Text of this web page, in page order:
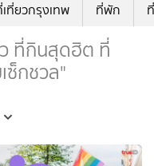
ที่ยวกรุงเทพ ที่พัก
ว ที่กินสุดฮิต ที่
ซ็กชวล"